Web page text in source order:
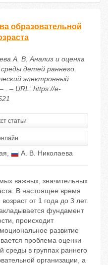
образовательной
А. В. Анализ и оценка
детей раннего
электронный
. – URL: https://e-
статьи
, А. В. Николаева
важных, значительных
В настоящее время
от 1 года до 3 лет.
фундамент
происходит
развитие
проблема оценки
среды в группах раннего
организации, а